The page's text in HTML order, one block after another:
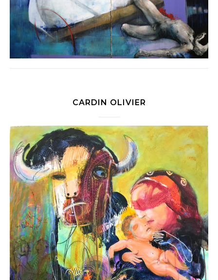
CARDIN OLIVIER